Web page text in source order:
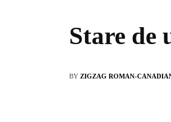
Stare de
BY ZIGZAG ROMAN-